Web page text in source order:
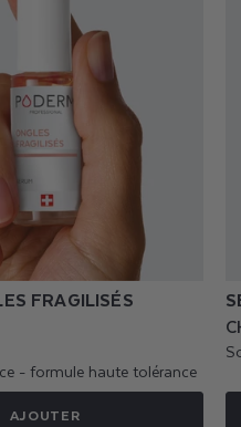
FRAGILISÉS
- formule haute tolérance
AJOUTER